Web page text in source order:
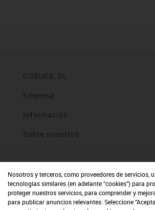
COSUES, SL.
Empresa
Información
Sobre nosotros
Nosotros y terceros, como proveedores de servicios,
tecnologías similares (en adelante “cookies”) para
proteger nuestros servicios, para comprender y
para publicar anuncios relevantes. Seleccione